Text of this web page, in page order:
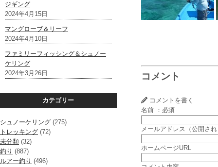
ジギング
2024年4月15日
マングローブ＆リーフ
2024年4月10日
ファミリーフィッシング＆シュノー
ケリング
2024年3月26日
カテゴリー
シュノーケリング (275)
トレッキング (72)
未分類 (32)
釣り (887)
ルアー釣り (496)
コメント
コメントを書く
名前 ：必須
メールアドレス（公開さ
ホームページURL